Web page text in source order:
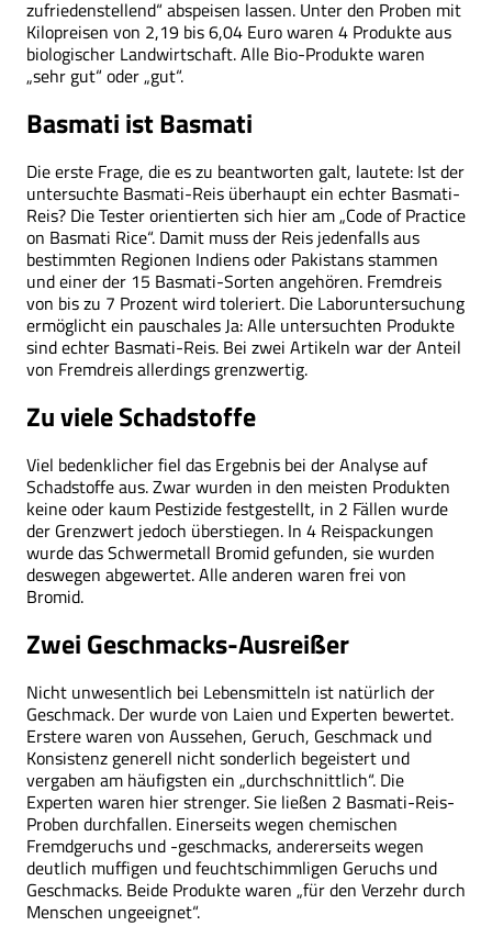
zufriedenstellend“ abspeisen lassen. Unter den Proben mit
Kilopreisen von 2,19 bis 6,04 Euro waren 4 Produkte aus
biologischer Landwirtschaft. Alle Bio-Produkte waren
„sehr gut“ oder „gut“.
Basmati ist Basmati
Die erste Frage, die es zu beantworten galt, lautete: Ist der
untersuchte Basmati-Reis überhaupt ein echter Basmati-
Reis? Die Tester orientierten sich hier am „Code of Practice
on Basmati Rice“. Damit muss der Reis jedenfalls aus
bestimmten Regionen Indiens oder Pakistans stammen
und einer der 15 Basmati-Sorten angehören. Fremdreis
von bis zu 7 Prozent wird toleriert. Die Laboruntersuchung
ermöglicht ein pauschales Ja: Alle untersuchten Produkte
sind echter Basmati-Reis. Bei zwei Artikeln war der Anteil
von Fremdreis allerdings grenzwertig.
Zu viele Schadstoffe
Viel bedenklicher fiel das Ergebnis bei der Analyse auf
Schadstoffe aus. Zwar wurden in den meisten Produkten
keine oder kaum Pestizide festgestellt, in 2 Fällen wurde
der Grenzwert jedoch überstiegen. In 4 Reispackungen
wurde das Schwermetall Bromid gefunden, sie wurden
deswegen abgewertet. Alle anderen waren frei von
Bromid.
Zwei Geschmacks-Ausreißer
Nicht unwesentlich bei Lebensmitteln ist natürlich der
Geschmack. Der wurde von Laien und Experten bewertet.
Erstere waren von Aussehen, Geruch, Geschmack und
Konsistenz generell nicht sonderlich begeistert und
vergaben am häufigsten ein „durchschnittlich“. Die
Experten waren hier strenger. Sie ließen 2 Basmati-Reis-
Proben durchfallen. Einerseits wegen chemischen
Fremdgeruchs und -geschmacks, andererseits wegen
deutlich muffigen und feuchtschimmligen Geruchs und
Geschmacks. Beide Produkte waren „für den Verzehr durch
Menschen ungeeignet“.